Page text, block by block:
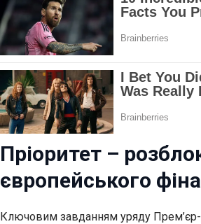
Пріоритет –
європейського
Ключовим завданням уряду Прем’єр-